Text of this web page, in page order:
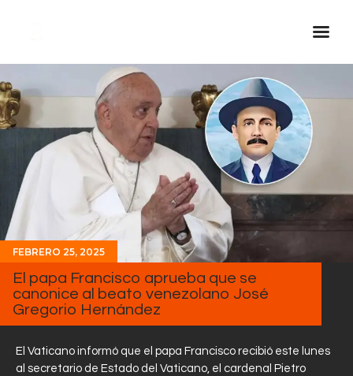
Inicio Real FM
Streaming
En Vivo
Descarga La APP
Programas
Noticias
Equipo
Sobre Nosotros
Contactos
FEBRERO 25, 2025
El papa Francisco aprueba que se
canonice al beato venezolano José
Gregorio Hernández
El Vaticano informó que el papa Francisco recibió este lunes
al secretario de Estado del Vaticano, el cardenal Pietro